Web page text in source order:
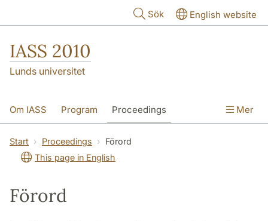
Sök English website
IASS 2010
Lunds universitet
Om IASS Program Proceedings
Call for Papers Att lägga in abstracts
Kontakt
Mer
Start Proceedings
Förord
This page in English
Förord